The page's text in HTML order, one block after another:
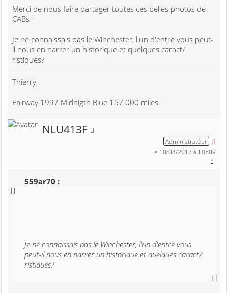
Merci de nous faire partager toutes ces belles photos de
CABs
Je ne connaissais pas le Winchester, l'un d'entre vous peut-
il nous en narrer un historique et quelques caract?
ristiques?
Thierry
Fairway 1997 Midnigth Blue 157 000 miles.
NLU413F
Administrateur
Le 10/04/2013 à 18h09
559ar70 :
Je ne connaissais pas le Winchester, l'un d'entre vous
peut-il nous en narrer un historique et quelques caract?
ristiques?